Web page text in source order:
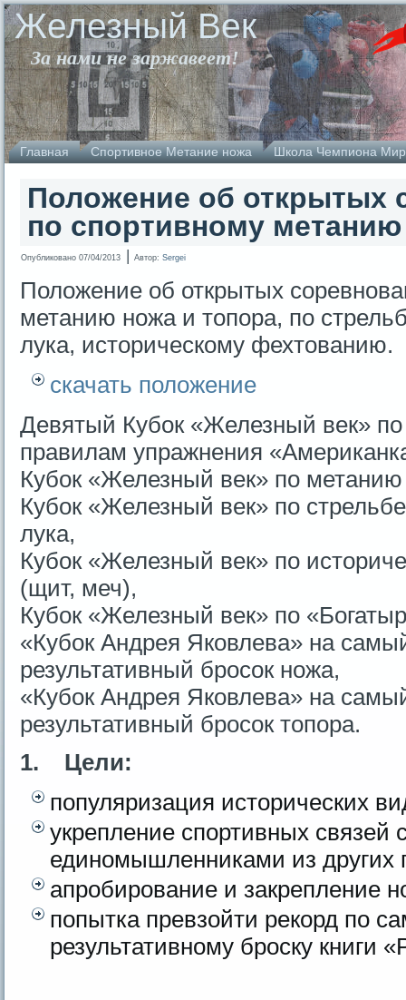
Железный Век
За нами не заржавеет!
Главная Спортивное Метание ножа Школа Чемпиона
Положение об открытых
по спортивному
Опубликовано 07/04/2013 | Автор: Sergei
Положение об открытых
метанию ножа и топора, по
лука, историческому фехтованию.
скачать положение
Девятый Кубок «Железный век»
правилам упражнения
Кубок «Железный век» по метанию
Кубок «Железный век» по
лука,
Кубок «Железный век» по
(щит, меч),
Кубок «Железный век» по
«Кубок Андрея Яковлева» на
результативный бросок ножа,
«Кубок Андрея Яковлева» на
результативный бросок топора.
1. Цели:
популяризация исторических
укрепление спортивных связей
единомышленниками из других
апробирование и закрепление
попытка превзойти рекорд по
результативному броску книги